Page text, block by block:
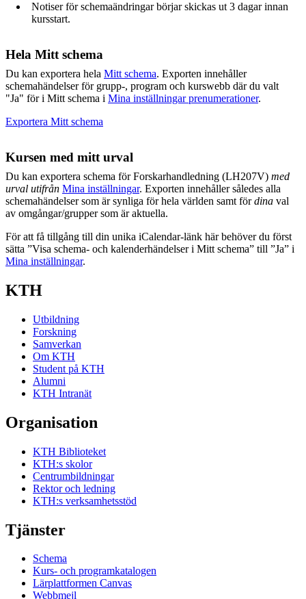
Notiser för schemaändringar börjar skickas ut 3 dagar innan
kursstart.
Hela Mitt schema
Du kan exportera hela Mitt schema. Exporten innehåller
schemahändelser för grupp-, program och kurswebb där du valt
"Ja" för i Mitt schema i Mina inställningar prenumerationer.
Exportera Mitt schema
Kursen med mitt urval
Du kan exportera schema för Forskarhandledning (LH207V) med
urval utifrån Mina inställningar. Exporten innehåller således alla
schemahändelser som är synliga för hela världen samt fördina val
av omgångar/grupper som är aktuella.
För att få tillgång till din unika iCalendar-länk här behöver du först
sätta ”Visa schema- och kalenderhändelser i Mitt schema” till ”Ja” i
Mina inställningar.
KTH
Utbildning
Forskning
Samverkan
Om KTH
Student på KTH
Alumni
KTH Intranät
Organisation
KTH Biblioteket
KTH:s skolor
Centrumbildningar
Rektor och ledning
KTH:s verksamhetsstöd
Tjänster
Schema
Kurs- och programkatalogen
Lärplattformen Canvas
Webbmejl